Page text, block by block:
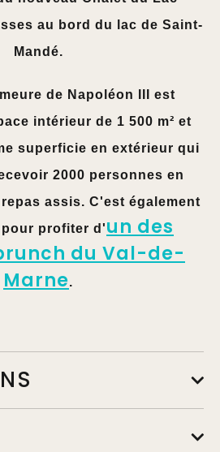
au bord du lac de Saint-
Mandé.
de Napoléon III est
intérieur de 1 500 m² et
superficie en extérieur qui
2000 personnes en
assis. C'est également
profiter d'un des
du Val-de-
Marne.